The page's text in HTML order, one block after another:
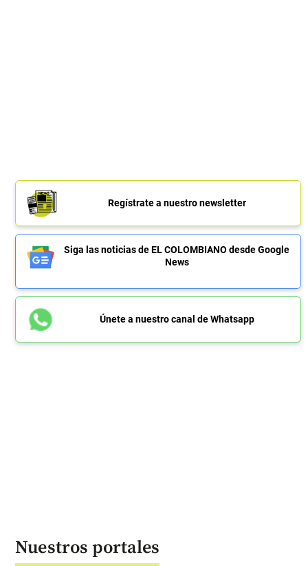
Regístrate a nuestro newsletter
Siga las noticias de EL COLOMBIANO desde Google
News
Únete a nuestro canal de Whatsapp
Nuestros portales